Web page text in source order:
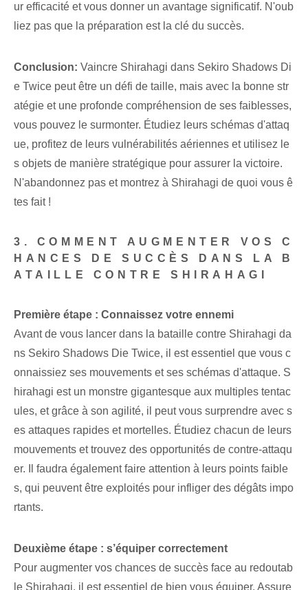
ur efficacité et vous donner un avantage significatif. N'oub
liez pas que la préparation est la clé du succès.
Conclusion: Vaincre Shirahagi dans Sekiro Shadows Di
e Twice peut être un défi de taille, mais avec la bonne str
atégie et une profonde compréhension de ses faiblesses,
vous pouvez le surmonter. Étudiez leurs schémas d'attaq
ue, profitez de leurs vulnérabilités aériennes et utilisez le
s objets de manière stratégique pour assurer la victoire.
N'abandonnez pas et montrez à Shirahagi de quoi vous ê
tes fait !
3. COMMENT AUGMENTER VOS C
HANCES DE SUCCÈS DANS LA B
ATAILLE CONTRE SHIRAHAGI
Première étape : ⁤Connaissez votre ennemi
Avant de vous lancer dans la bataille contre Shirahagi da
ns Sekiro Shadows Die Twice, il est essentiel que vous c
onnaissiez ses mouvements et ses schémas d'attaque. S
hirahagi est un monstre gigantesque aux multiples tentac
ules, et grâce à son agilité, il peut vous surprendre avec s
es attaques rapides et mortelles. Étudiez chacun de leurs
mouvements et trouvez des opportunités de contre-attaqu
er. Il faudra également faire attention à leurs points faible
s, qui peuvent être exploités pour infliger des dégâts impo
rtants.
Deuxième étape : s’équiper correctement
Pour augmenter vos chances de succès face au redoutab
le Shirahagi, il est essentiel de bien vous équiper. Assure